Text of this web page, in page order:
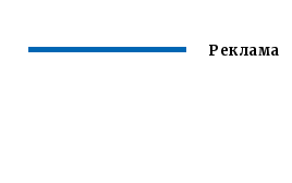
Реклама